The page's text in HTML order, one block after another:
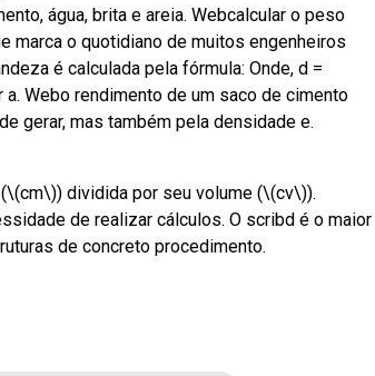
água, brita e areia. Webcalcular o peso
marca o quotidiano de muitos engenheiros
é calculada pela fórmula: Onde, d =
Webo rendimento de um saco de cimento
gerar, mas também pela densidade e.
dividida por seu volume (\(cv\)).
de realizar cálculos. O scribd é o maior
de concreto procedimento.